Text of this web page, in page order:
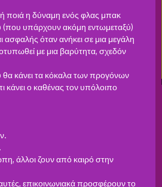
ποιά η δύναμη ενός φλας μπακ
(που υπάρχουν ακόμη εντωμεταξύ)
όταν ανήκει σε μια μεγάλη
με μια βαρύτητα, σχεδόν
θα κάνει τα κόκαλα των προγόνων
ο καθένας τον υπόλοιπο
άλλοι ζουν από καιρό στην
αυτές, επικοινωνιακά προσφέρουν το